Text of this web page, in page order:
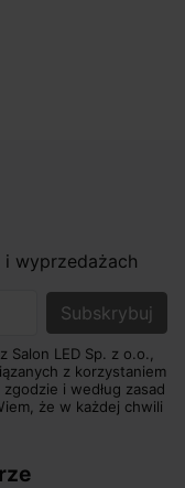
wyprzedażach
LED Sp. z o.o.,
z korzystaniem
i według zasad
że w każdej chwili